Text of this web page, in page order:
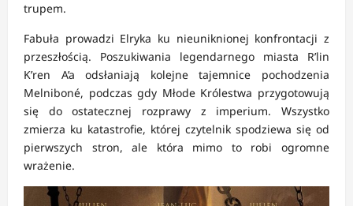
trupem.
Fabuła prowadzi Elryka ku nieuniknionej konfrontacji z
przeszłością. Poszukiwania legendarnego miasta R’lin
K’ren A’a odsłaniają kolejne tajemnice pochodzenia
Melniboné, podczas gdy Młode Królestwa przygotowują
się do ostatecznej rozprawy z imperium. Wszystko
zmierza ku katastrofie, której czytelnik spodziewa się od
pierwszych stron, ale która mimo to robi ogromne
wrażenie.